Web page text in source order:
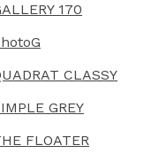
170
CLASSY
GREY
FLOATER